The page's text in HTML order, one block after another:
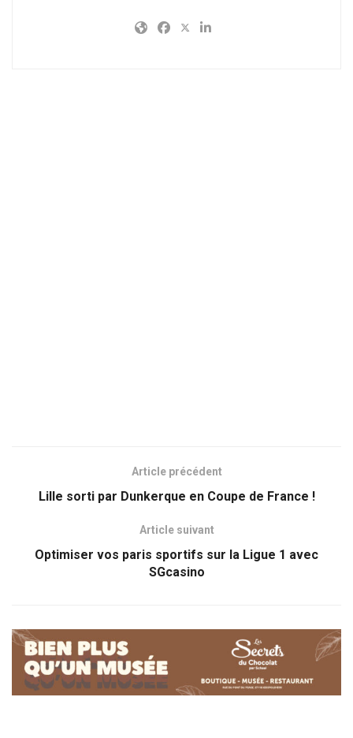
Article précédent
Lille sorti par Dunkerque en Coupe de France !
Article suivant
Optimiser vos paris sportifs sur la Ligue 1 avec
SGcasino